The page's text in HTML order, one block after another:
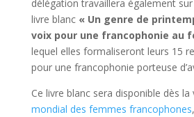
délégation travaillera également sur
livre blanc « Un genre de
voix pour une francophonie au
lequel elles formaliseront leurs 15
pour une francophonie porteuse
Ce livre blanc sera disponible dès la
mondial des femmes francophones